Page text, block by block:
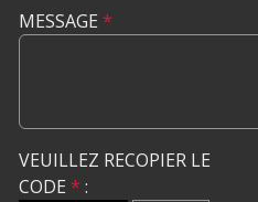
MESSAGE *
VEUILLEZ RECOPIER LE
CODE * :